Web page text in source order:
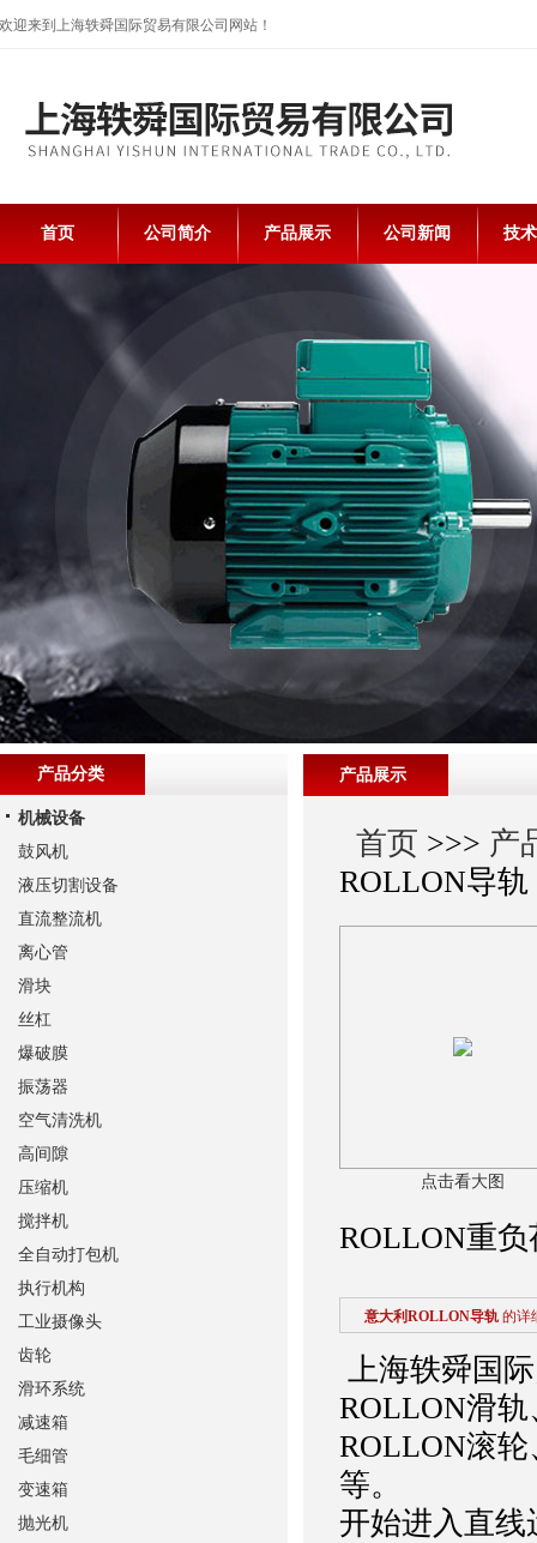
欢迎来到上海轶舜国际贸易有限公司网站！
首页 公司简介 产品展示 公司新闻 技
产品展示
首页 >>> 产
ROLLON导轨
点击看大图
ROLLON重
意大利ROLLON导轨 的详
上海轶舜国
ROLLON滑
ROLLON滚
等。 意
开始进入直
产品分类
机械设备
鼓风机
液压切割设备
直流整流机
离心管
滑块
丝杠
爆破膜
振荡器
空气清洗机
高间隙
压缩机
搅拌机
全自动打包机
执行机构
工业摄像头
齿轮
滑环系统
减速箱
毛细管
变速箱
抛光机